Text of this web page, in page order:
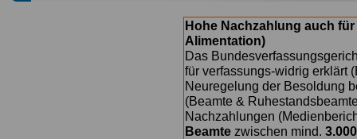
Hohe Nachzahlung auch
Alimentation)
Das
für verfassungs-widrig erklärt
Neuregelung der Besoldung
(Beamte &
Nachzahlungen
Beamte zwischen mind.